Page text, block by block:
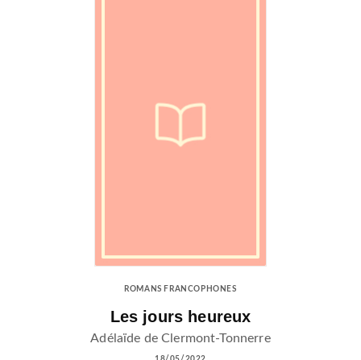
ROMANS FRANCOPHONES
Les jours heureux
Adélaïde de Clermont-Tonnerre